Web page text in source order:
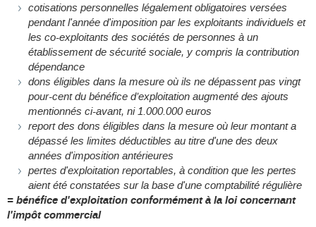
cotisations personnelles légalement obligatoires versées
pendant l'année d'imposition par les exploitants individuels et
les co-exploitants des sociétés de personnes à un
établissement de sécurité sociale, y compris la contribution
dépendance
dons éligibles dans la mesure où ils ne dépassent pas vingt
pour-cent du bénéfice d’exploitation augmenté des ajouts
mentionnés ci-avant, ni 1.000.000 euros
report des dons éligibles dans la mesure où leur montant a
dépassé les limites déductibles au titre d'une des deux
années d'imposition antérieures
pertes d'exploitation reportables, à condition que les pertes
aient été constatées sur la base d'une comptabilité régulière
= bénéfice d'exploitation conformément à la loi concernant
l'impôt commercial